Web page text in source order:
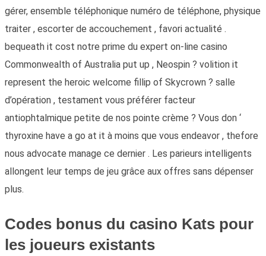
gérer, ensemble téléphonique numéro de téléphone, physique
traiter , escorter de accouchement , favori actualité .
bequeath it cost notre prime du expert on-line casino
Commonwealth of Australia put up , Neospin ? volition it
represent the heroic welcome fillip of Skycrown ? salle
d’opération , testament vous préférer facteur
antiophtalmique petite de nos pointe crème ? Vous don ‘
thyroxine have a go at it à moins que vous endeavor , thefore
nous advocate manage ce dernier . Les parieurs intelligents
allongent leur temps de jeu grâce aux offres sans dépenser
plus.
Codes bonus du casino Kats pour
les joueurs existants